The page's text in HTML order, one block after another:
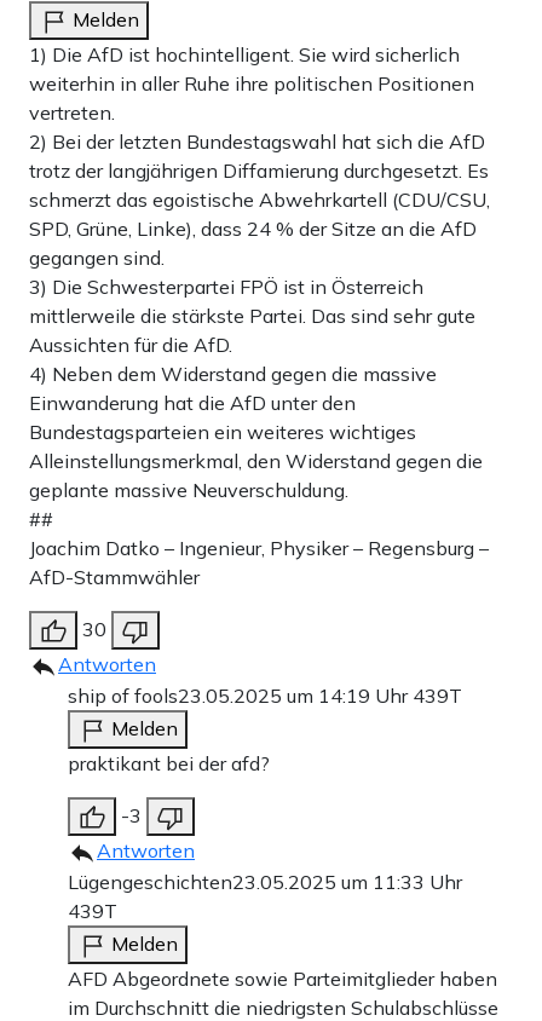
Melden
1) Die AfD ist hochintelligent. Sie wird sicherlich
weiterhin in aller Ruhe ihre politischen Positionen
vertreten.
2) Bei der letzten Bundestagswahl hat sich die AfD
trotz der langjährigen Diffamierung durchgesetzt. Es
schmerzt das egoistische Abwehrkartell (CDU/CSU,
SPD, Grüne, Linke), dass 24 % der Sitze an die AfD
gegangen sind.
3) Die Schwesterpartei FPÖ ist in Österreich
mittlerweile die stärkste Partei. Das sind sehr gute
Aussichten für die AfD.
4) Neben dem Widerstand gegen die massive
Einwanderung hat die AfD unter den
Bundestagsparteien ein weiteres wichtiges
Alleinstellungsmerkmal, den Widerstand gegen die
geplante massive Neuverschuldung.
##
Joachim Datko – Ingenieur, Physiker – Regensburg –
AfD-Stammwähler
30
Antworten
ship of fools23.05.2025 um 14:19 Uhr 439T
Melden
praktikant bei der afd?
-3
Antworten
Lügengeschichten23.05.2025 um 11:33 Uhr
439T
Melden
AFD Abgeordnete sowie Parteimitglieder haben
im Durchschnitt die niedrigsten Schulabschlüsse